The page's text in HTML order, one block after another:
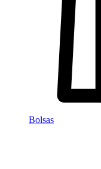
Bolsas